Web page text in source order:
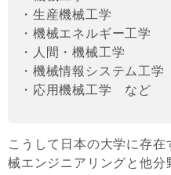
・生産機械工学
・機械エネルギー工学
・人間・機械工学
・機械情報システム工学
・応用機械工学 など
こうして日本の大学に存
械エンジニアリングと他